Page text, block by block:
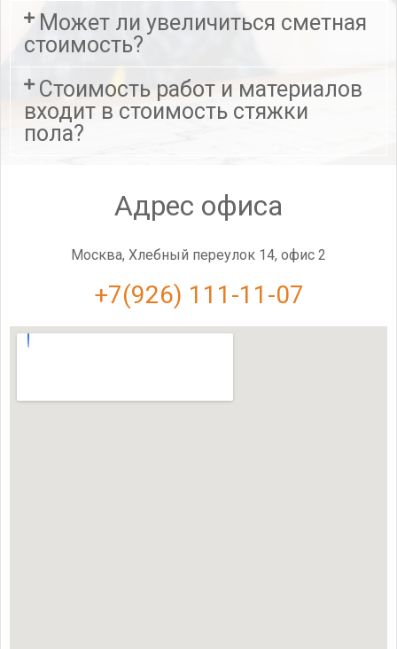
Может ли увеличиться сметная
стоимость?
Стоимость работ и материалов
входит в стоимость стяжки
пола?
Адрес офиса
Москва, Хлебный переулок 14, офис 2
+7(926) 111-11-07